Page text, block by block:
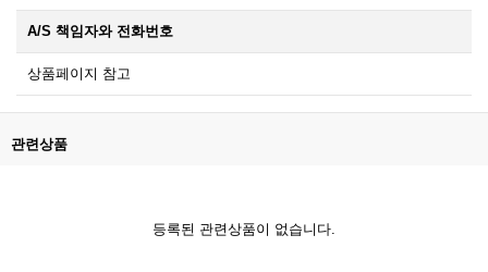
A/S 책임자와 전화번호
상품페이지 참고
관련상품
등록된 관련상품이 없습니다.